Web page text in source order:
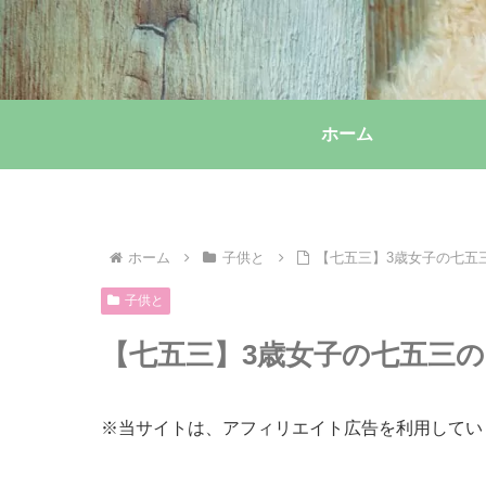
ホーム
ホーム 子供と 【七五三】3歳女子の七
子供と
【七五三】3歳女子の七五三
※当サイトは、アフィリエイト広告を利用してい